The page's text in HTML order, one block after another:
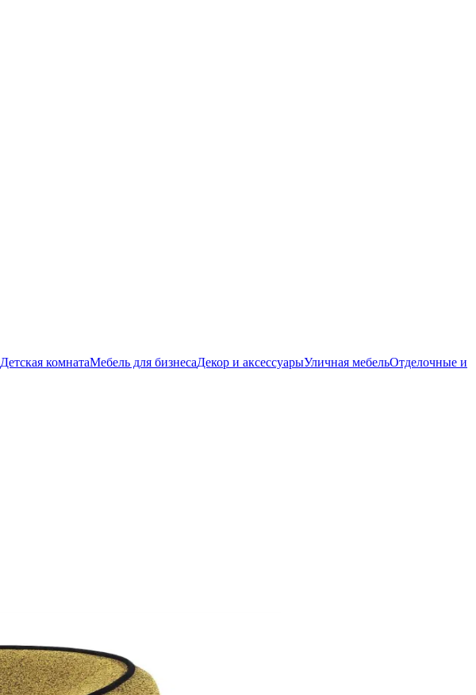
Детская комнатаМебель для бизнесаДекор и аксессуарыУличная мебельОтделочные и